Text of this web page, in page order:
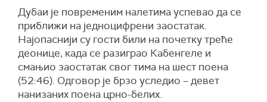
Дубаи је повременим налетима успевао да се
приближи на једноцифрени заостатак.
Најопаснији су гости били на почетку треће
деонице, када се разиграо Кабенгеле и
смањио заостатак свог тима на шест поена
(52:46). Одговор је брзо уследио – девет
нанизаних поена црно-белих.